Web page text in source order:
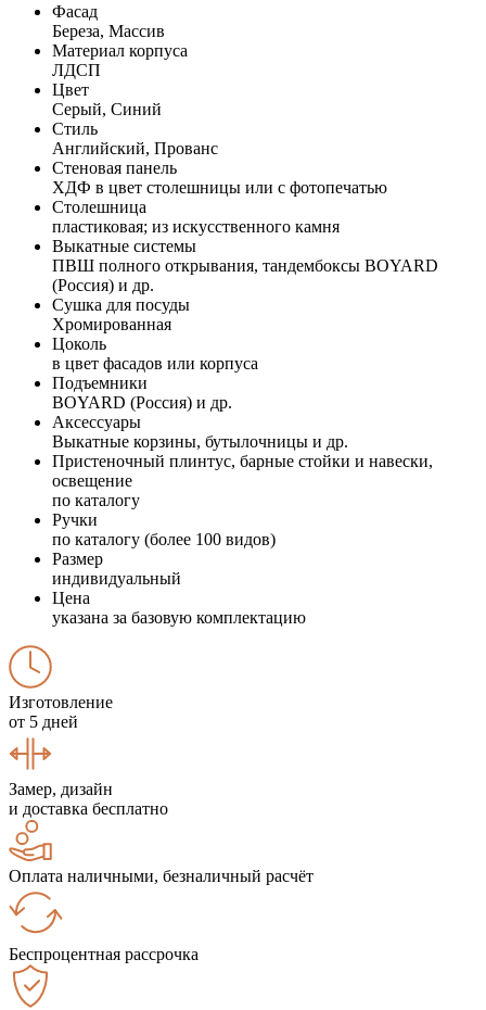
Фасад
Береза, Массив
Материал корпуса
ЛДСП
Цвет
Серый, Синий
Стиль
Английский, Прованс
Стеновая панель
ХДФ в цвет столешницы или с фотопечатью
Столешница
пластиковая; из искусственного камня
Выкатные системы
ПВШ полного открывания, тандембоксы BOYARD
(Россия) и др.
Сушка для посуды
Хромированная
Цоколь
в цвет фасадов или корпуса
Подъемники
BOYARD (Россия) и др.
Аксессуары
Выкатные корзины, бутылочницы и др.
Пристеночный плинтус, барные стойки и навески,
освещение
по каталогу
Ручки
по каталогу (более 100 видов)
Размер
индивидуальный
Цена
указана за базовую комплектацию
Изготовление
от 5 дней
Замер, дизайн
и доставка бесплатно
Оплата наличными, безналичный расчёт
Беспроцентная рассрочка